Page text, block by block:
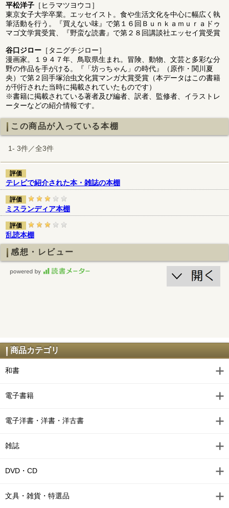
平松洋子 ［ヒラマツヨウコ］
東京女子大学卒業。エッセイスト。食や生活文化を中心に幅広く執
筆活動を行う。『買えない味』で第１６回Ｂｕｎｋａｍｕｒａドゥ
マゴ文学賞受賞、『野蛮な読書』で第２８回講談社エッセイ賞受賞
谷口ジロー ［タニグチジロー］
漫画家。１９４７年、鳥取県生まれ。冒険、動物、文芸と多彩な分
野の作品を手がける。『「坊っちゃん」の時代』（原作・関川夏
央）で第２回手塚治虫文化賞マンガ大賞受賞（本データはこの書籍
が刊行された当時に掲載されていたものです）
※書籍に掲載されている著者及び編者、訳者、監修者、イラストレ
ーターなどの紹介情報です。
この商品が入っている本棚
1- 3件／全3件
評価
テレビで紹介された本・雑誌の本棚
評価
ミスランディア本棚
評価
乱読本棚
感想・レビュー
商品カテゴリ
和書
電子書籍
電子洋書・洋書・洋古書
雑誌
DVD・CD
文具・雑貨・特選品